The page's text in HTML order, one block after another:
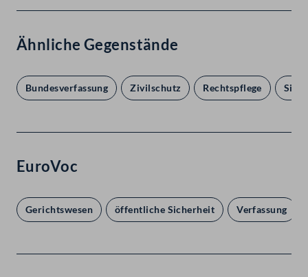
Ähnliche Gegenstände
Bundesverfassung Zivilschutz Rechtspflege
EuroVoc
Gerichtswesen öffentliche Sicherheit Verfassung